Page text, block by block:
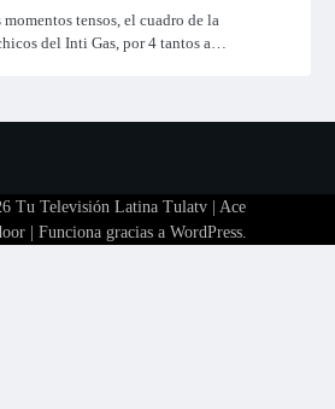
tensos, el cuadro de la
del Inti Gas, por 4 tantos a…
Tu Televisión Latina Tulatv| Ace
| Funciona gracias a WordPress